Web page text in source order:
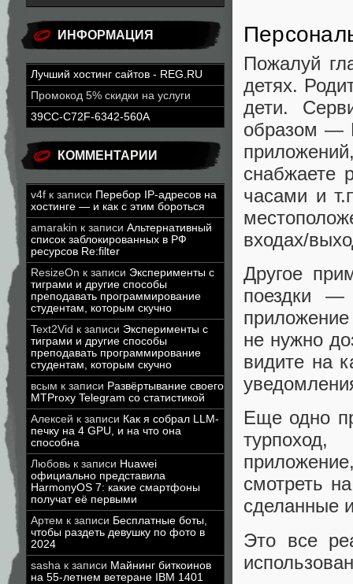
ИНФОРМАЦИЯ
Лучший хостинг сайтов - REG.RU
Промокод 5% скидки на услуги
39CC-C72F-6342-560A
КОММЕНТАРИИ
v4f к записи Перебор IP-адресов на
хостинге — и как с этим бороться
amarakin к записи Альтернативный
список заблокированных в РФ
ресурсов Re:filter
ResizeOn к записи Эксперименты с
тиграми и другие способы
преподавать программирование
студентам, которым скучно
Text2Vid к записи Эксперименты с
тиграми и другие способы
преподавать программирование
студентам, которым скучно
всым к записи Развёртывание своего
MTProxy Telegram со статистикой
Алексей к записи Как я собрал LLM-
печку на 4 GPU, и на что она
способна
Любовь к записи Huawei
официально представила
HarmonyOS 7: какие смартфоны
получат её первыми
Артем к записи Бесплатные боты,
чтобы раздеть девушку по фото в
2024
sasha к записи Майнинг биткоинов
на 55-летнем ветеране IBM 1401
Пожалуй
детях.
дети.
образом —
снабжаете
часами и
входах/
Другое
поездки —
не нужно
видите на
Еще одно
смотреть
сделанные
Это все